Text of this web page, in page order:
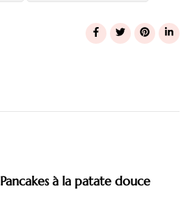
Pancakes à la patate douce